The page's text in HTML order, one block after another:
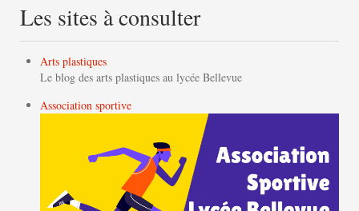
Les sites à consulter
Arts plastiques
Le blog des arts plastiques au lycée Bellevue
Association sportive